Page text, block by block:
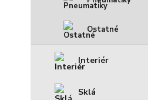
Ostatné
Interiér
Sklá